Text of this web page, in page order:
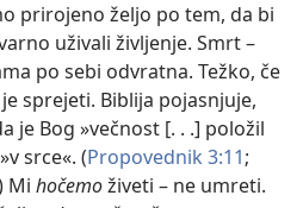
prirojeno željo po tem, da bi
uživali življenje. Smrt –
po sebi odvratna. Težko, če
sprejeti. Biblija pojasnjuje,
je Bog »večnost [. . .] položil
srce«. (Propovednik 3:11;
Mi hočemoživeti – ne umreti.